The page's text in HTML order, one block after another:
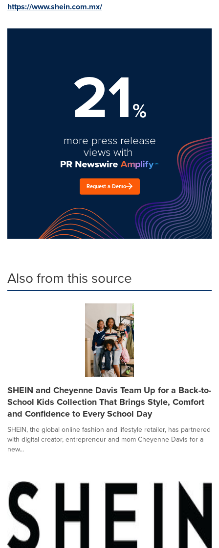
https://www.shein.com.mx/
21%
more press release
views with
Request a Demo
Also from this source
SHEIN and Cheyenne Davis Team Up for a Back-to-
School Kids Collection That Brings Style, Comfort
and Confidence to Every School Day
SHEIN, the global online fashion and lifestyle retailer, has partnered
with digital creator, entrepreneur and mom Cheyenne Davis for a
new...